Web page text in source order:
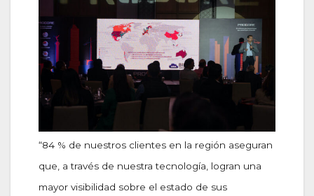
“84 % de nuestros clientes en la región aseguran
que, a través de nuestra tecnología, logran una
mayor visibilidad sobre el estado de sus